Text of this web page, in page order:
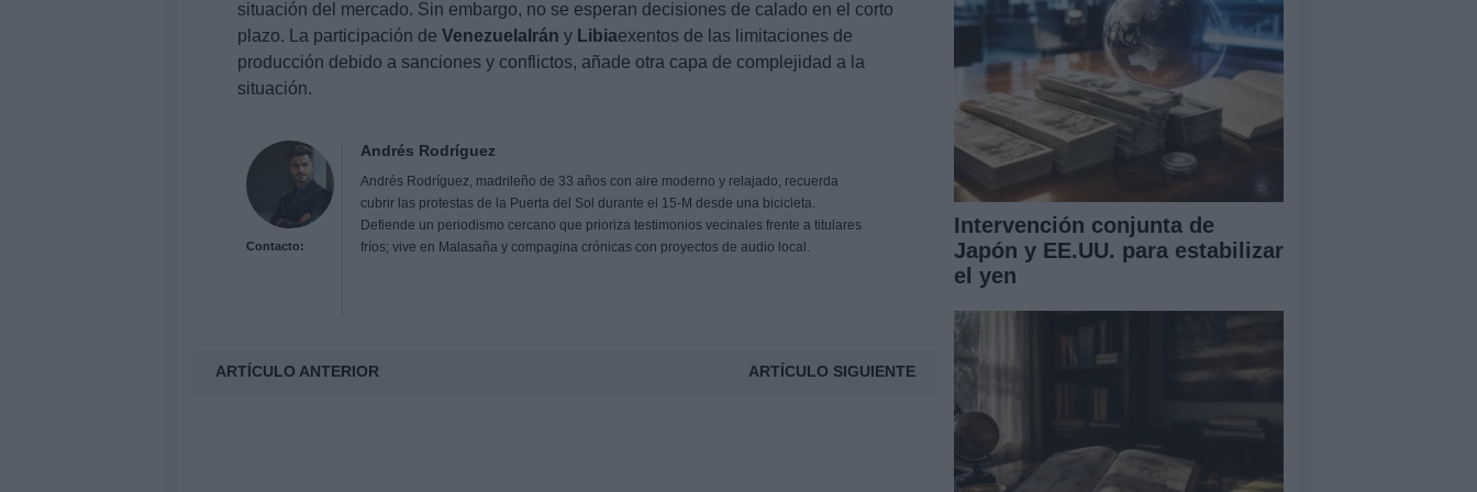
situación del mercado. Sin embargo, no se esperan decisiones de calado en el corto
plazo. La participación de Venezuela Irán y Libiaexentos de las limitaciones de
producción debido a sanciones y conflictos, añade otra capa de complejidad a la
situación.
Contacto:
Andrés Rodríguez
Andrés Rodríguez, madrileño de 33 años con aire moderno y relajado, recuerda
cubrir las protestas de la Puerta del Sol durante el 15-M desde una bicicleta.
Defiende un periodismo cercano que prioriza testimonios vecinales frente a titulares
fríos; vive en Malasaña y compagina crónicas con proyectos de audio local.
ARTÍCULO ANTERIOR ARTÍCULO SIGUIENTE
Intervención conjunta de
Japón y EE.UU. para estabilizar
el yen